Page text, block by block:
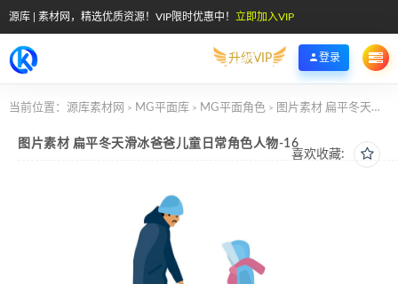
源库 | 素材网，精选优质资源！VIP限时优惠中！ 立即加入VIP
升级VIP 登录
当前位置： 源库素材网 > MG平面库 > MG平面角色 > 图片素材 扁平冬天滑冰爸爸儿童日常角色人物-16
喜欢收藏:
图片素材 扁平冬天滑冰爸爸儿童日常角色人物-16